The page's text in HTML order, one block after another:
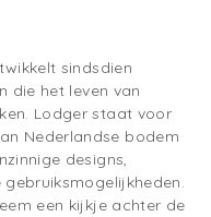
sindsdien
die het leven van
Lodger staat voor
Nederlandse bodem
designs,
eem een kijkje achter de